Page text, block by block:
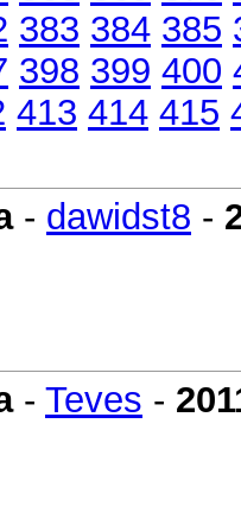
383 384 385
398 399 400
413 414 415
- dawidst8 -
- Teves -